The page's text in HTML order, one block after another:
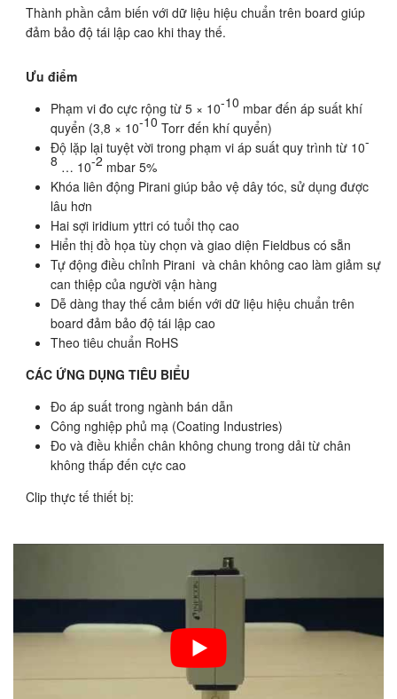
Thành phần cảm biến với dữ liệu hiệu chuẩn trên board giúp
đảm bảo độ tái lập cao khi thay thế.
Ưu điểm
Phạm vi đo cực rộng từ 5 × 10-10 mbar đến áp suất khí
quyển (3,8 × 10-10 Torr đến khí quyển)
Độ lặp lại tuyệt vời trong phạm vi áp suất quy trình từ 10-
8 … 10-2 mbar 5%
Khóa liên động Pirani giúp bảo vệ dây tóc, sử dụng được
lâu hơn
Hai sợi iridium yttri có tuổi thọ cao
Hiển thị đồ họa tùy chọn và giao diện Fieldbus có sẵn
Tự động điều chỉnh Pirani và chân không cao làm giảm sự
can thiệp của người vận hàng
Dễ dàng thay thế cảm biến với dữ liệu hiệu chuẩn trên
board đảm bảo độ tái lập cao
Theo tiêu chuẩn RoHS
CÁC ỨNG DỤNG TIÊU BIỂU
Đo áp suất trong ngành bán dẫn
Công nghiệp phủ mạ (Coating Industries)
Đo và điều khiển chân không chung trong dải từ chân
không thấp đến cực cao
Clip thực tế thiết bị: